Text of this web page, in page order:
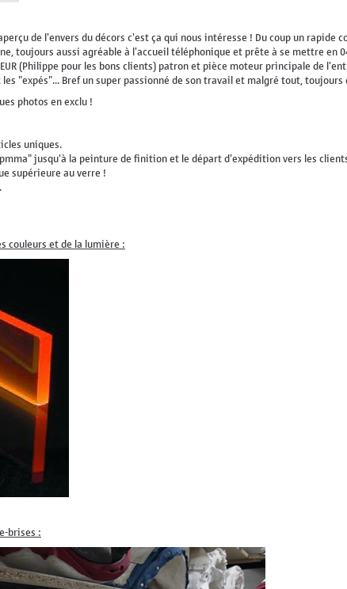
de l'envers du décors c'est ça qui nous intéresse ! Du coup un rapide
toujours aussi agréable à l'accueil téléphonique et prête à se mettre en
(Philippe pour les bons clients) patron et pièce moteur principale de
"expés"... Bref un super passionné de son travail et malgré tout,
photos en exclu !
uniques.
jusqu'à la peinture de finition et le départ d'expédition vers les
supérieure au verre !
couleurs et de la lumière :
brises :